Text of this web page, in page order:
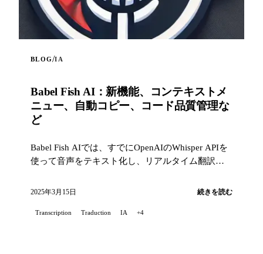
BLOG/IA
Babel Fish AI：新機能、コンテキストメ
ニュー、自動コピー、コード品質管理な
ど
Babel Fish AIでは、すでにOpenAIのWhisper APIを
使って音声をテキスト化し、リアルタイム翻訳も
2025年3月15日 続きを読む
Transcription Traduction IA +4